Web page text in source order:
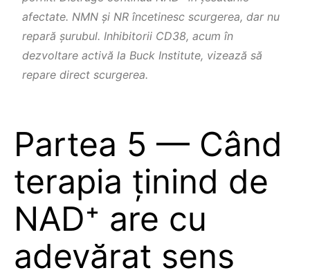
afectate. NMN şi NR încetinesc scurgerea, dar nu
repară şurubul. Inhibitorii CD38, acum în
dezvoltare activă la Buck Institute, vizează să
repare direct scurgerea.
Partea 5 — Când
terapia ținind de
NAD⁺ are cu
adevărat sens